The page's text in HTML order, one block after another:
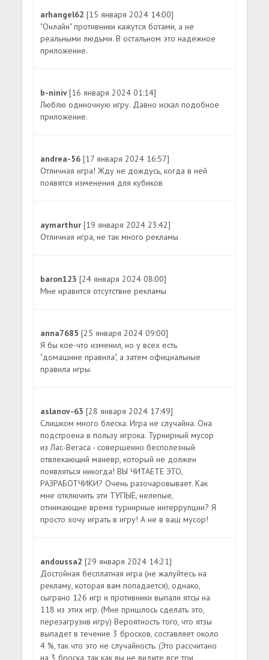
arhangel62[15 января 2024 14:00]
"Онлайн" противники кажутся ботами, а не
реальными людьми. В остальном это надежное
приложение.
b-niniv[16 января 2024 01:14]
Люблю одиночную игру. Давно искал подобное
приложение.
andrea-56[17 января 2024 16:57]
Отличная игра! Жду не дождусь, когда в ней
появятся изменения для кубиков
aymarthur[19 января 2024 23:42]
Отличная игра, не так много рекламы
baron123[24 января 2024 08:00]
Мне нравится отсутствие рекламы
anna7685[25 января 2024 09:00]
Я бы кое-что изменил, но у всех есть
"домашние правила", а затем официальные
правила игры.
aslanov-63[28 января 2024 17:49]
Слишком много блеска. Игра не случайна. Она
подстроена в пользу игрока. Турнирный мусор
из Лас-Вегаса - совершенно бесполезный
отвлекающий маневр, который не должен
появляться никогда! ВЫ ЧИТАЕТЕ ЭТО,
РАЗРАБОТЧИКИ? Очень разочаровывает. Как
мне отключить эти ТУПЫЕ, нелепые,
отнимающие время турнирные интеррупции? Я
просто хочу играть в игру! А не в ваш мусор!
andoussa2[29 января 2024 14:21]
Достойная бесплатная игра (не жалуйтесь на
рекламу, которая вам попадается), однако,
сыграно 126 игр и противники выпали ятсы на
118 из этих игр. (Мне пришлось сделать это,
перезагрузив игру) Вероятность того, что ятзы
выпадет в течение 3 бросков, составляет около
4 %, так что это не случайность. (Это рассчитано
на 3 броска, так как вы не видите все три